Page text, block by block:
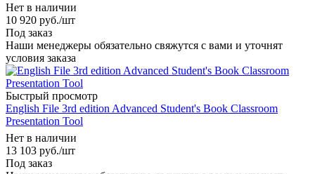
Нет в наличии
10 920 руб./шт
Под заказ
Наши менеджеры обязательно свяжутся с вами и уточнят
условия заказа
Быстрый просмотр
English File 3rd edition Advanced Student's Book Classroom
Presentation Tool
Нет в наличии
13 103 руб./шт
Под заказ